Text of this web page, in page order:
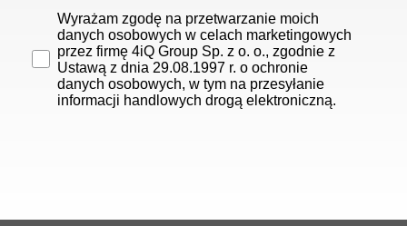
Wyrażam zgodę na przetwarzanie moich
danych osobowych w celach marketingowych
przez firmę 4iQ Group Sp. z o. o., zgodnie z
Ustawą z dnia 29.08.1997 r. o ochronie
danych osobowych, w tym na przesyłanie
informacji handlowych drogą elektroniczną.